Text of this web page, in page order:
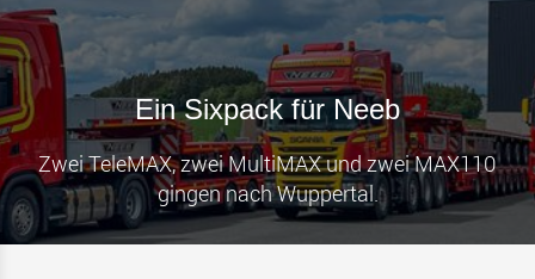
Ein Sixpack für Neeb
Zwei TeleMAX, zwei MultiMAX und zwei MAX110
gingen nach Wuppertal.